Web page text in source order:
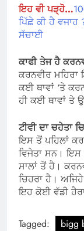
ਇਹ ਵੀ ਪੜ੍ਹੋ…
ਪਿੱਛੇ ਕੀ ਹੈ
ਸੱਚਾਈ
ਕਾਫੀ ਤੇਜ ਹੈ
ਕਰਨਵੀਰ ਮਹਿਰਾ
ਕਈ ਥਾਵਾਂ ‘ਤੇ
ਹੀ ਕਈ ਥਾਵਾਂ ਤੇ
ਟੀਵੀ ਦਾ ਚਹੇਤਾ
ਇਸ ਤੋਂ ਪਹਿਲਾਂ
ਵਿਜੇਤਾ ਸਨ।
ਸਾਲਾਂ ਤੋਂ ਹੈ।
ਚਿਹਰਾ ਹੈ।
ਇਹ ਕੋਈ ਵੱਡੀ
Tagged: bigg